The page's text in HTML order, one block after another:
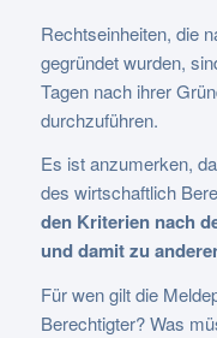
Rechtseinheiten, die
gegründet wurden,
Tagen nach ihrer
durchzuführen.
Es ist anzumerken,
des wirtschaftlich
den Kriterien nach
und damit zu
Für wen gilt die
Berechtigter? Was